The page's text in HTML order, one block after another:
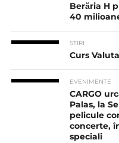
Berăria H
40
STIRI
Curs
EVENIMENTE
CARGO
Palas, la
pelicule
concerte,
speciali